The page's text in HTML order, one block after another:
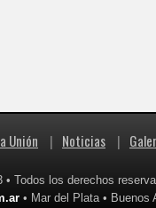
Unión | Noticias |
Todos los derechos
• Mar del Plata • Buenos